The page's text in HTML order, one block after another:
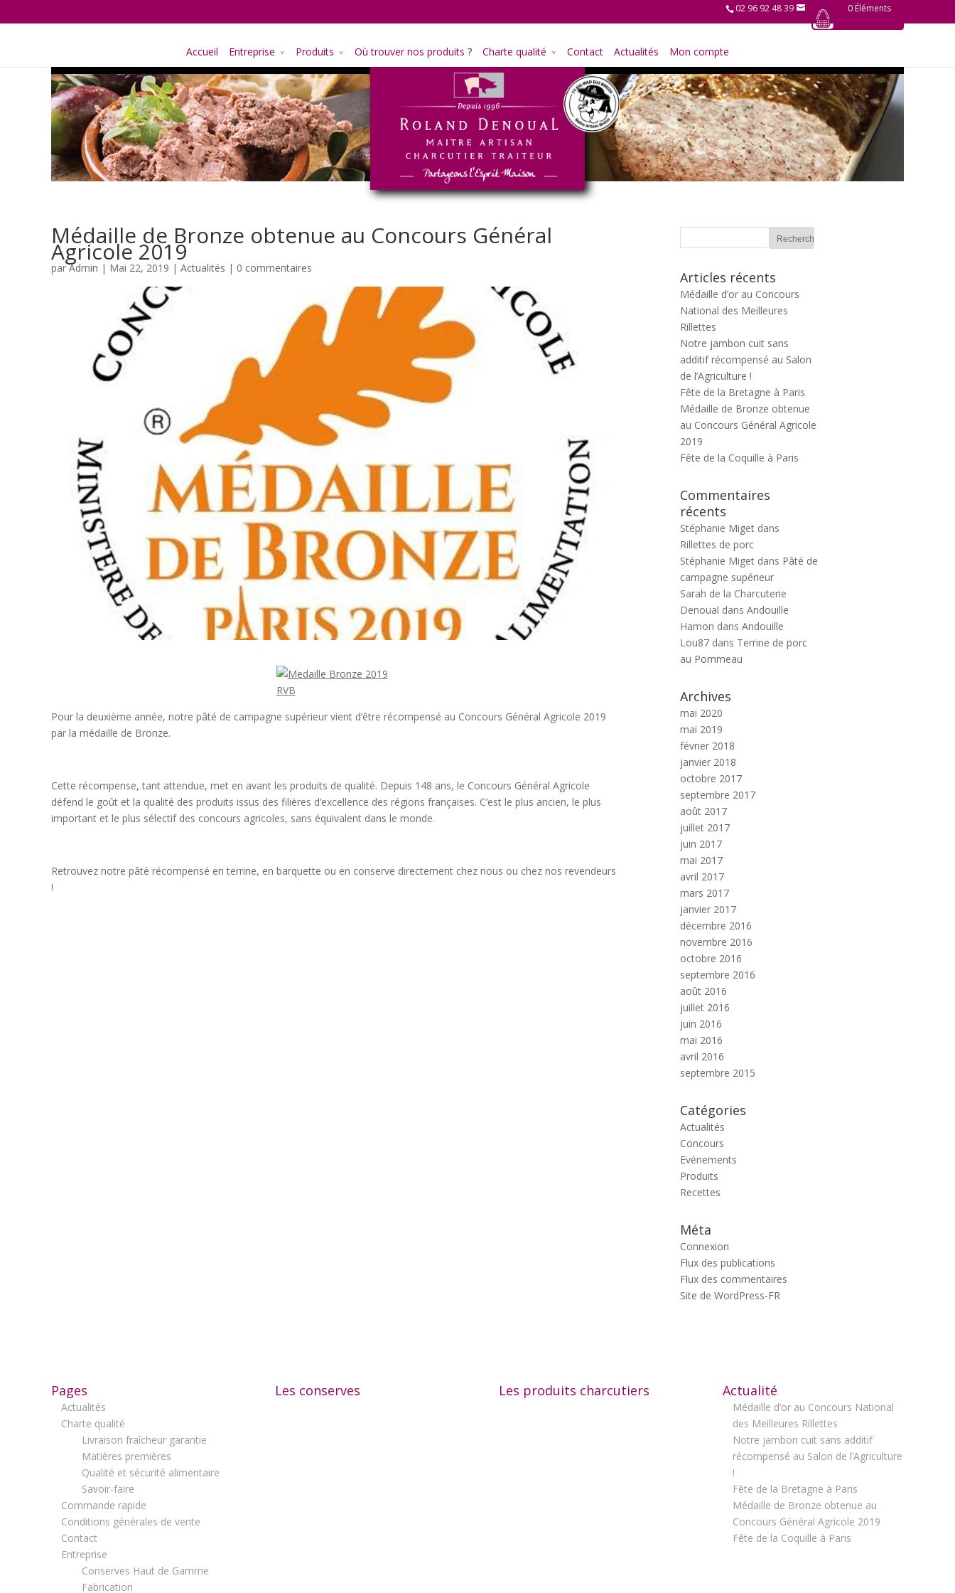
02 96 92 48 39 0 Éléments
Accueil Entreprise Produits Où trouver nos produits ? Charte qualité Contact Actualités Mon compte
Médaille de Bronze obtenue au Concours Général
Agricole 2019
parAdmin | Mai 22, 2019 | Actualités | 0 commentaires
Pour la deuxième année, notre pâté de campagne supérieur vient d’être récompensé au Concours Général Agricole 2019
par la médaille de Bronze.
Cette récompense, tant attendue, met en avant les produits de qualité. Depuis 148 ans, le Concours Général Agricole
défend le goût et la qualité des produits issus des filières d’excellence des régions françaises. C’est le plus ancien, le plus
important et le plus sélectif des concours agricoles, sans équivalent dans le monde.
Retrouvez notre pâté récompensé en terrine, en barquette ou en conserve directement chez nous ou chez nos revendeurs
!
Articles récents
Médaille d’or au Concours
National des Meilleures
Rillettes
Notre jambon cuit sans
additif récompensé au Salon
de l’Agriculture !
Fête de la Bretagne à Paris
Médaille de Bronze obtenue
au Concours Général Agricole
2019
Fête de la Coquille à Paris
Commentaires
récents
Stéphanie Miget dans
Rillettes de porc
Stéphanie Miget dans Pâté de
campagne supérieur
Sarah de la Charcuterie
Denoual dans Andouille
Hamon dans Andouille
Lou87 dans Terrine de porc
au Pommeau
Archives
mai 2020
mai 2019
février 2018
janvier 2018
octobre 2017
septembre 2017
août 2017
juillet 2017
juin 2017
mai 2017
avril 2017
mars 2017
janvier 2017
décembre 2016
novembre 2016
octobre 2016
septembre 2016
août 2016
juillet 2016
juin 2016
mai 2016
avril 2016
septembre 2015
Catégories
Actualités
Concours
Evénements
Produits
Recettes
Méta
Connexion
Flux des publications
Flux des commentaires
Site de WordPress-FR
Pages
Actualités
Charte qualité
Livraison fraîcheur garantie
Matières premières
Qualité et sécurité alimentaire
Savoir-faire
Commande rapide
Conditions générales de vente
Contact
Entreprise
Conserves Haut de Gamme
Fabrication
Les conserves Les produits charcutiers Actualité
Médaille d’or au Concours National
des Meilleures Rillettes
Notre jambon cuit sans additif
récompensé au Salon de l’Agriculture
!
Fête de la Bretagne à Paris
Médaille de Bronze obtenue au
Concours Général Agricole 2019
Fête de la Coquille à Paris